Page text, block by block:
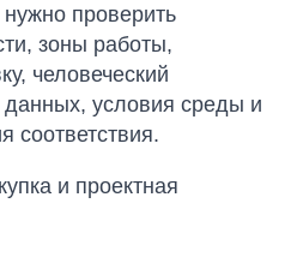
проверить
зоны работы,
человеческий
данных, условия среды и
соответствия.
и проектная